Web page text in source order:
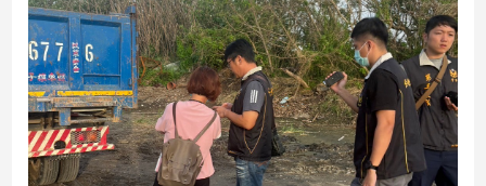
娛
樂
娛
樂
星